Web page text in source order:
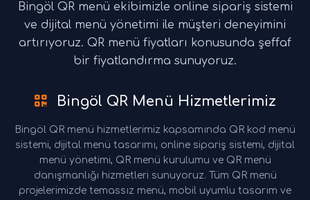
Bingöl QR menü ekibimizle online sipariş sistemi
ve dijital menü yönetimi ile müşteri deneyimini
artırıyoruz. QR menü fiyatları konusunda şeffaf
bir fiyatlandırma sunuyoruz.
Bingöl QR Menü Hizmetlerimiz
Bingöl QR menü hizmetlerimiz kapsamında QR kod menü
sistemi, dijital menü tasarımı, online sipariş sistemi, dijital
menü yönetimi, QR menü kurulumu ve QR menü
danışmanlığı hizmetleri sunuyoruz. Tüm QR menü
projelerimizde temassız menü, mobil uyumlu tasarım ve